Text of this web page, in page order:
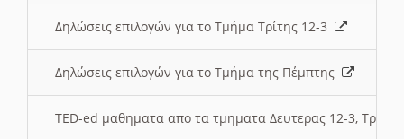
Δηλώσεις επιλογών για το Τμήμα Τρίτης 12-3
Δηλώσεις επιλογών για το Τμήμα της Πέμπτης
TED-ed μαθηματα απο τα τμηματα Δευτερας 12-3,